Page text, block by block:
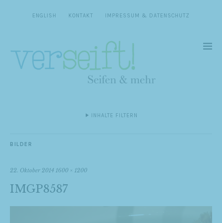
ENGLISH KONTAKT IMPRESSUM & DATENSCHUTZ
INHALTE FILTERN
BILDER
22. Oktober 2014 1600 × 1200
IMGP8587